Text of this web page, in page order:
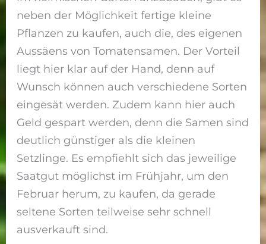
neben der Möglichkeit fertige kleine
Pflanzen zu kaufen, auch die, des eigenen
Aussäens von Tomatensamen. Der Vorteil
liegt hier klar auf der Hand, denn auf
Wunsch können auch verschiedene Sorten
eingesät werden. Zudem kann hier auch
Geld gespart werden, denn die Samen sind
deutlich günstiger als die kleinen
Setzlinge. Es empfiehlt sich das jeweilige
Saatgut möglichst im Frühjahr, um den
Februar herum, zu kaufen, da gerade
seltene Sorten teilweise sehr schnell
ausverkauft sind.